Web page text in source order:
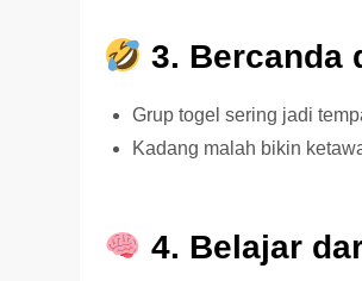
3. Bercanda
Grup togel sering jadi
Kadang malah bikin
4. Belajar